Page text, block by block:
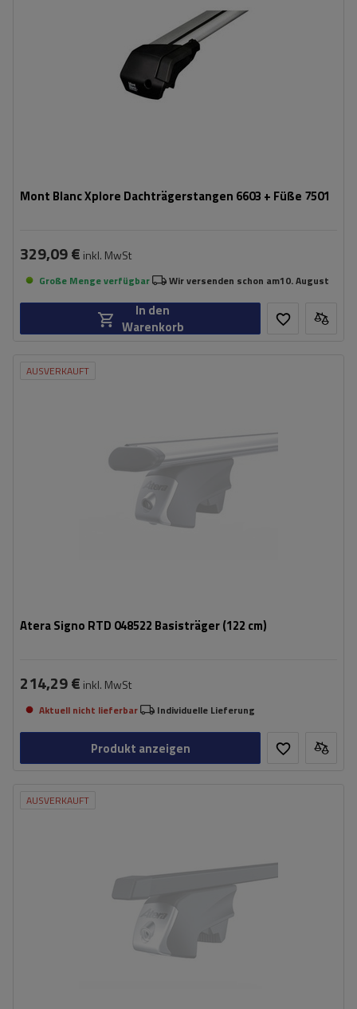
Mont Blanc Xplore Dachträgerstangen 6603 + Füße 7501
329,09 € inkl. MwSt
Große Menge verfügbar Wir versenden schon am10. August
In den
Warenkorb
AUSVERKAUFT
Atera Signo RTD 048522 Basisträger (122 cm)
214,29 € inkl. MwSt
Aktuell nicht lieferbar Individuelle Lieferung
Produkt anzeigen
AUSVERKAUFT